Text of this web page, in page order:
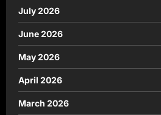
July 2026
June 2026
May 2026
April 2026
March 2026